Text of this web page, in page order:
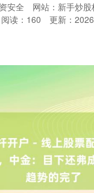
安全
网站：新手炒
阅读：160 更新：